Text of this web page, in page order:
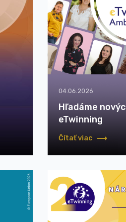
04.06.2026
Hľadáme
eTwinning
Čítať viac